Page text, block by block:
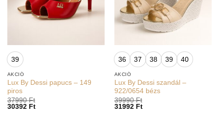
39
AKCIÓ
Lux By Dessi papucs – 149
piros
37990Ft
30392 Ft
36 37 38 39 40
AKCIÓ
Lux By Dessi szandál –
922/0654 bézs
39990Ft
31992 Ft